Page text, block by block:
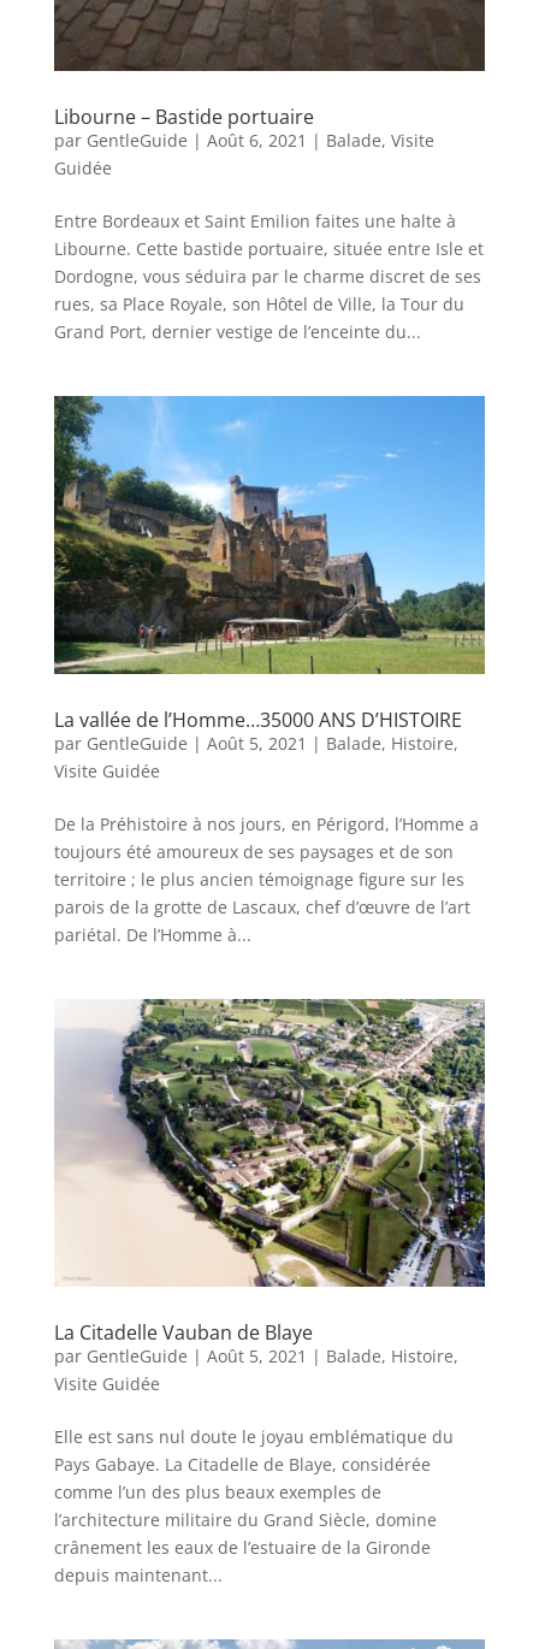
Libourne – Bastide portuaire
par GentleGuide | Août 6, 2021 | Balade, Visite
Guidée
Entre Bordeaux et Saint Emilion faites une halte à
Libourne. Cette bastide portuaire, située entre Isle et
Dordogne, vous séduira par le charme discret de ses
rues, sa Place Royale, son Hôtel de Ville, la Tour du
Grand Port, dernier vestige de l’enceinte du...
La vallée de l’Homme…35000 ANS D’HISTOIRE
par GentleGuide | Août 5, 2021 | Balade, Histoire,
Visite Guidée
De la Préhistoire à nos jours, en Périgord, l’Homme a
toujours été amoureux de ses paysages et de son
territoire ; le plus ancien témoignage figure sur les
parois de la grotte de Lascaux, chef d’œuvre de l’art
pariétal. De l’Homme à...
La Citadelle Vauban de Blaye
par GentleGuide | Août 5, 2021 | Balade, Histoire,
Visite Guidée
Elle est sans nul doute le joyau emblématique du
Pays Gabaye. La Citadelle de Blaye, considérée
comme l’un des plus beaux exemples de
l’architecture militaire du Grand Siècle, domine
crânement les eaux de l’estuaire de la Gironde
depuis maintenant...